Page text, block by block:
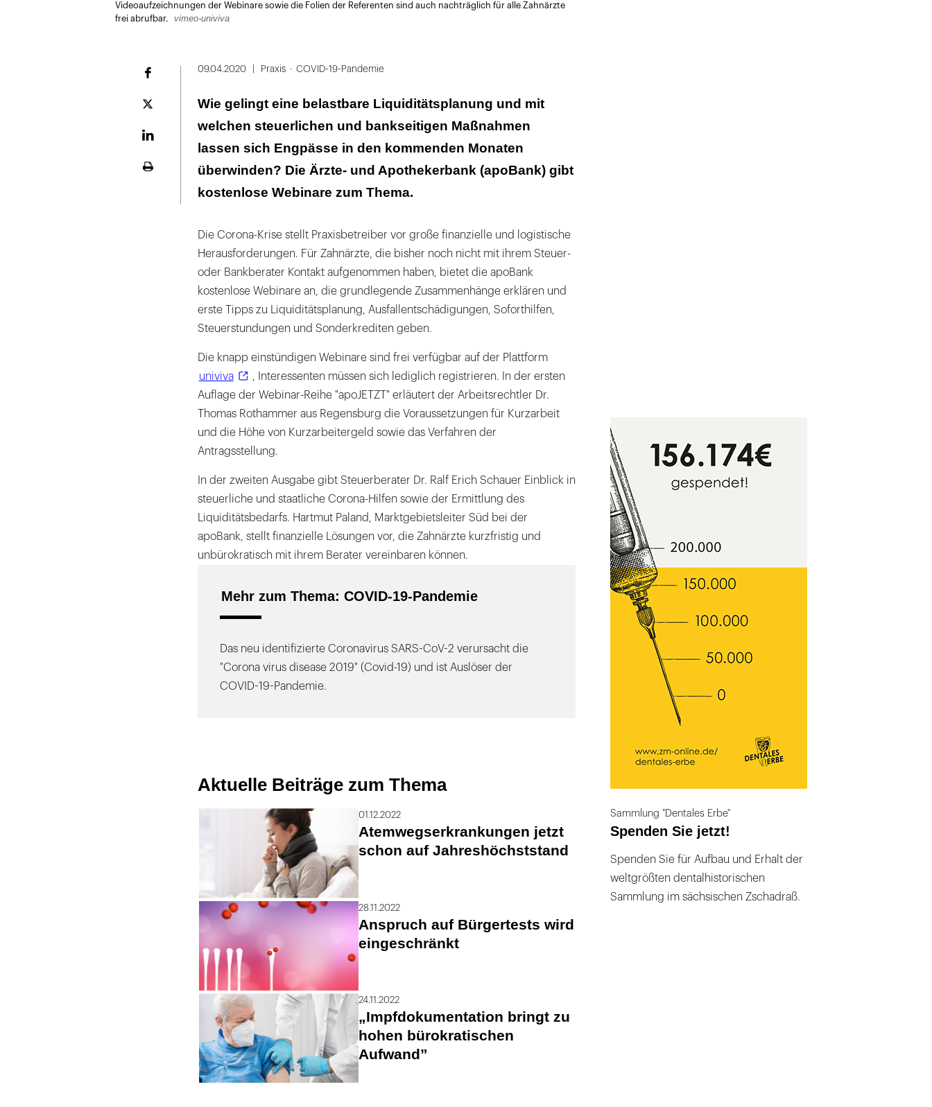
öffnen
Videoaufzeichnungen der Webinare sowie die Folien der Referenten sind auch nachträglich für alle Zahnärzte
frei abrufbar.
vimeo-univiva
Plattform
09.04.2020 Praxis COVID-19-Pandemie
Wie gelingt eine belastbare Liquiditätsplanung und mit
welchen steuerlichen und bankseitigen Maßnahmen
lassen sich Engpässe in den kommenden Monaten
überwinden? Die Ärzte- und Apothekerbank (apoBank) gibt
kostenlose Webinare zum Thema.
Die Corona-Krise stellt Praxisbetreiber vor große finanzielle und logistische
Herausforderungen. Für Zahnärzte, die bisher noch nicht mit ihrem Steuer-
oder Bankberater Kontakt aufgenommen haben, bietet die apoBank
kostenlose Webinare an, die grundlegende Zusammenhänge erklären und
erste Tipps zu Liquiditätsplanung, Ausfallentschädigungen, Soforthilfen,
Steuerstundungen und Sonderkrediten geben.
Die knapp einstündigen Webinare sind frei verfügbar auf der Plattform
univiva
, Interessenten müssen sich lediglich registrieren. In der ersten
Auflage der Webinar-Reihe "apoJETZT" erläutert der Arbeitsrechtler Dr.
Thomas Rothammer aus Regensburg die Voraussetzungen für Kurzarbeit
und die Höhe von Kurzarbeitergeld sowie das Verfahren der
Antragsstellung.
In der zweiten Ausgabe gibt Steuerberater Dr. Ralf Erich Schauer Einblick in
steuerliche und staatliche Corona-Hilfen sowie der Ermittlung des
Liquiditätsbedarfs. Hartmut Paland, Marktgebietsleiter Süd bei der
apoBank, stellt finanzielle Lösungen vor, die Zahnärzte kurzfristig und
unbürokratisch mit ihrem Berater vereinbaren können.
Mehr zum Thema: COVID-19-Pandemie
Das neu identifizierte Coronavirus SARS-CoV-2 verursacht die
"Corona virus disease 2019" (Covid-19) und ist Auslöser der
COVID-19-Pandemie.
Aktuelle Beiträge zum Thema
01.12.2022
Atemwegserkrankungen jetzt
schon auf Jahreshöchststand
28.11.2022
Anspruch auf Bürgertests wird
eingeschränkt
24.11.2022
„Impfdokumentation bringt zu
hohen bürokratischen
Aufwand”
Sammlung "Dentales Erbe"
Spenden Sie jetzt!
Spenden Sie für Aufbau und Erhalt der
weltgrößten dentalhistorischen
Sammlung im sächsischen Zschadraß.